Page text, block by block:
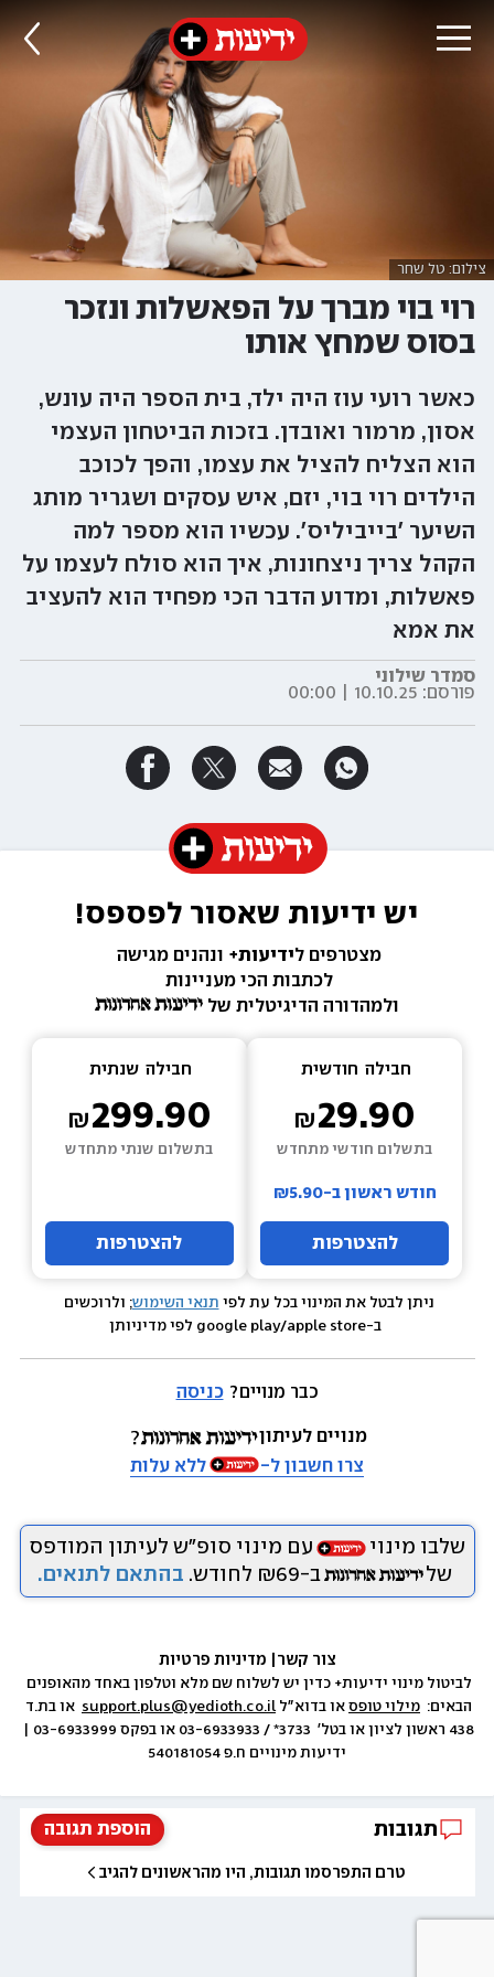
צילום: טל שחר
רוי בוי מברך על הפאשלות ונזכר
בסוס שמחץ אותו
כאשר רועי עוז היה ילד, בית הספר היה עונש,
אסון, מרמור ואובדן. בזכות הביטחון העצמי
הוא הצליח להציל את עצמו, והפך לכוכב
הילדים רוי בוי, יזם, איש עסקים ושגריר מותג
השיער 'בייביליס'. עכשיו הוא מספר למה
הקהל צריך ניצחונות, איך הוא סולח לעצמו על
פאשלות, ומדוע הדבר הכי מפחיד הוא להעציב
את אמא
סמדר שילוני
פורסם: 10.10.25 | 00:00
יש ידיעות שאסור לפספס!
מצטרפים לידיעות+ ונהנים מגישה
לכתבות הכי מעניינות
ולמהדורה הדיגיטלית של
חבילה חודשית
29.90
בתשלום חודשי מתחדש
חודש ראשון ב-₪5.90
להצטרפות
חבילה שנתית
299.90
בתשלום שנתי מתחדש
להצטרפות
ניתן לבטל את המינוי בכל עת לפי תנאי השימוש; ולרוכשים
כבר מנויים? כניסה
מנויים לעיתון
צרו חשבון ל-
ללא עלות
שלבו מינוי
עם מינוי סופ״ש לעיתון המודפס
של
ב-₪69 לחודש. בהתאם לתנאים.
צור קשר
הבאים: מילוי טופס או בדוא״ל support.plus@yedioth.co.il
ידיעות מינויים ח.פ 540181054
הוספת תגובה תגובות
טרם התפרסמו תגובות, היו מהראשונים להגיב